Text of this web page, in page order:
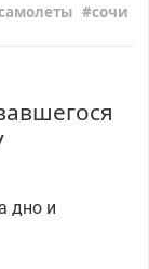
сочи
дно и